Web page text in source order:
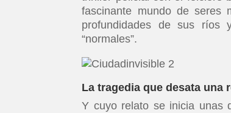
fascinante mundo de
profundidades de sus ríos
“normales”.
La tragedia que desata una
Y cuyo relato se inicia unas